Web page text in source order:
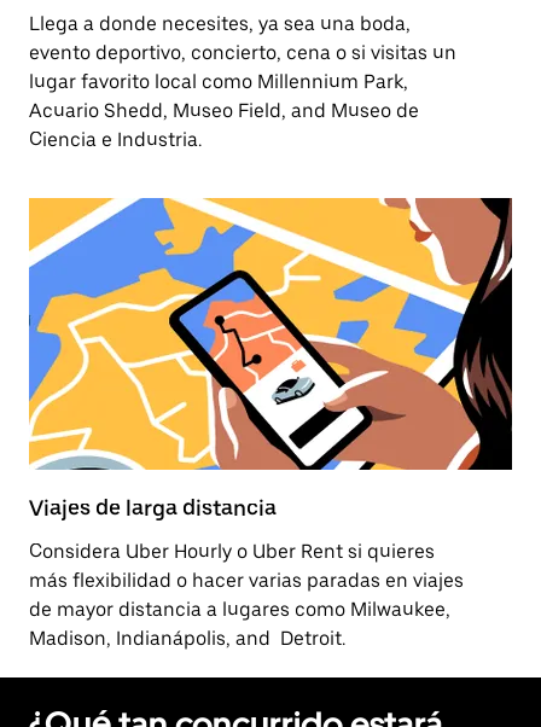
Llega a donde necesites, ya sea una boda,
evento deportivo, concierto, cena o si visitas un
lugar favorito local como Millennium Park,
Acuario Shedd, Museo Field, and Museo de
Ciencia e Industria.
Viajes de larga distancia
Considera Uber Hourly o Uber Rent si quieres
más flexibilidad o hacer varias paradas en viajes
de mayor distancia a lugares como Milwaukee,
Madison, Indianápolis, and Detroit.